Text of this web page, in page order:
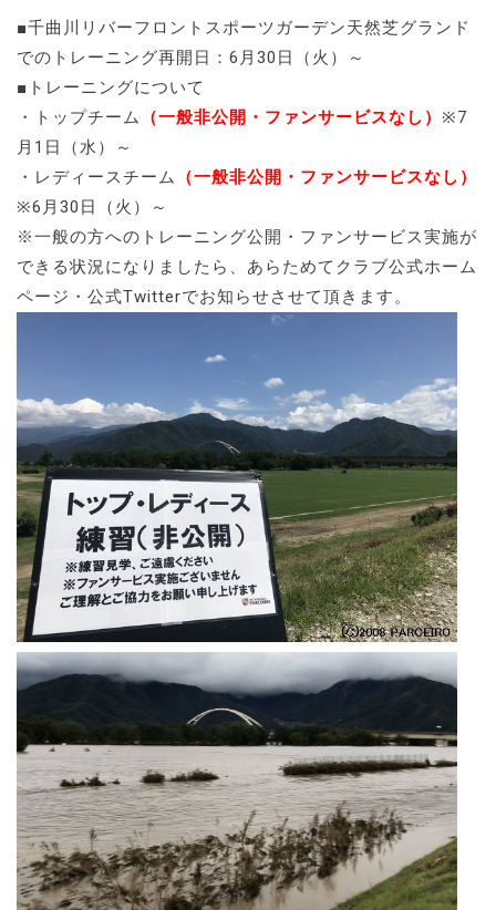
■千曲川リバーフロントスポーツガーデン天然芝グランド
でのトレーニング再開日：6月30日（火）～
■トレーニングについて
・トップチーム
（一般非公開・ファンサービスなし） ※7
月1日（水）～
・レディースチーム
（一般非公開・ファンサービスなし）
※6月30日（火）～
※一般の方へのトレーニング公開・ファンサービス実施が
できる状況になりましたら、あらためてクラブ公式ホーム
ページ・公式Twitterでお知らせさせて頂きます。